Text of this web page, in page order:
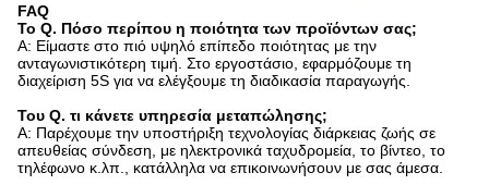
FAQ
Το Q. Πόσο περίπου η ποιότητα των προϊόντων σας;
Α: Είμαστε στο πιό υψηλό επίπεδο ποιότητας με την
ανταγωνιστικότερη τιμή. Στο εργοστάσιο, εφαρμόζουμε τη
διαχείριση 5S για να ελέγξουμε τη διαδικασία παραγωγής.
Του Q. τι κάνετε υπηρεσία μεταπώλησης;
Α: Παρέχουμε την υποστήριξη τεχνολογίας διάρκειας ζωής σε
απευθείας σύνδεση, με ηλεκτρονικά ταχυδρομεία, το βίντεο, το
τηλέφωνο κ.λπ., κατάλληλα να επικοινωνήσουν με σας άμεσα.